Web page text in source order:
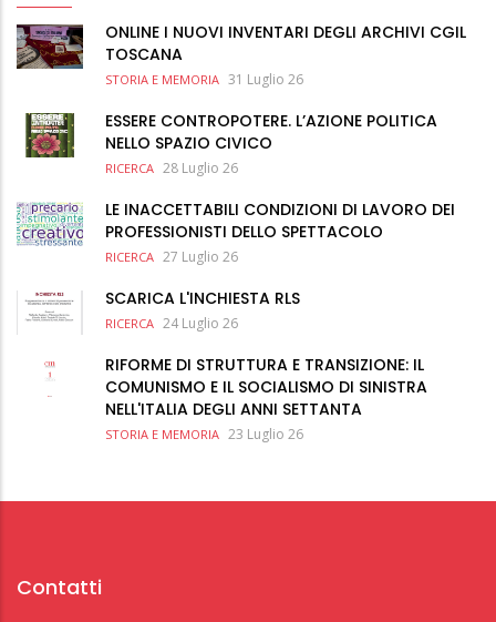
ONLINE I NUOVI INVENTARI DEGLI ARCHIVI CGIL
TOSCANA
STORIA E MEMORIA 31 Luglio 26
ESSERE CONTROPOTERE. L’AZIONE POLITICA
NELLO SPAZIO CIVICO
RICERCA 28 Luglio 26
LE INACCETTABILI CONDIZIONI DI LAVORO DEI
PROFESSIONISTI DELLO SPETTACOLO
RICERCA 27 Luglio 26
SCARICA L'INCHIESTA RLS
RICERCA 24 Luglio 26
RIFORME DI STRUTTURA E TRANSIZIONE: IL
COMUNISMO E IL SOCIALISMO DI SINISTRA
NELL'ITALIA DEGLI ANNI SETTANTA
STORIA E MEMORIA 23 Luglio 26
Contatti